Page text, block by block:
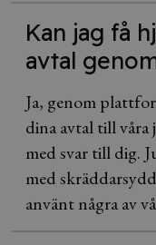
Kan jag få
avtal
Ja, genom
dina avtal till våra
med svar till dig.
med
använt några av